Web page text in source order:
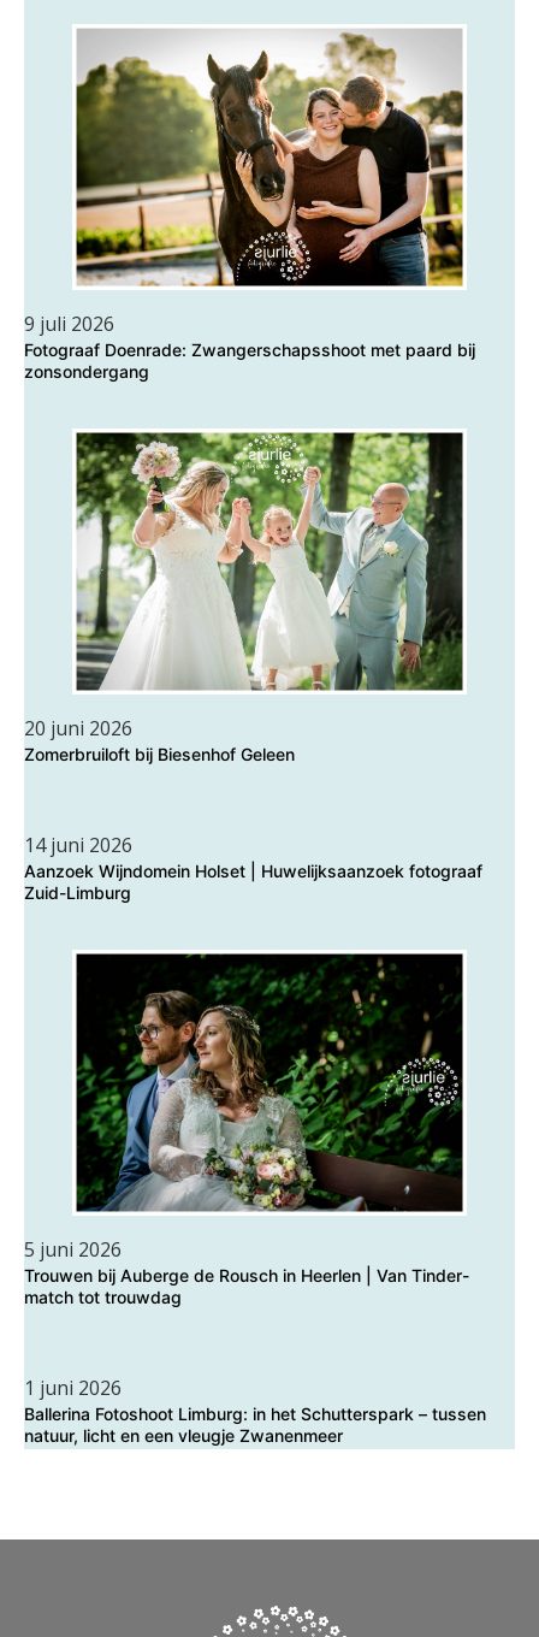
9 juli 2026
Fotograaf Doenrade: Zwangerschapsshoot met paard bij
zonsondergang
20 juni 2026
Zomerbruiloft bij Biesenhof Geleen
14 juni 2026
Aanzoek Wijndomein Holset | Huwelijksaanzoek fotograaf
Zuid-Limburg
5 juni 2026
Trouwen bij Auberge de Rousch in Heerlen | Van Tinder-
match tot trouwdag
1 juni 2026
Ballerina Fotoshoot Limburg: in het Schutterspark – tussen
natuur, licht en een vleugje Zwanenmeer